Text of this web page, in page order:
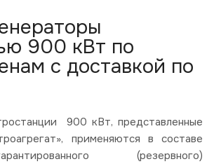
900 кВт по
с доставкой по
900 кВт, представленные
применяются в составе
(резервного)